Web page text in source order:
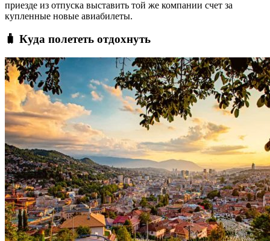
приезде из отпуска выставить той же компании счет за
купленные новые авиабилеты.
🧳 Куда полететь отдохнуть